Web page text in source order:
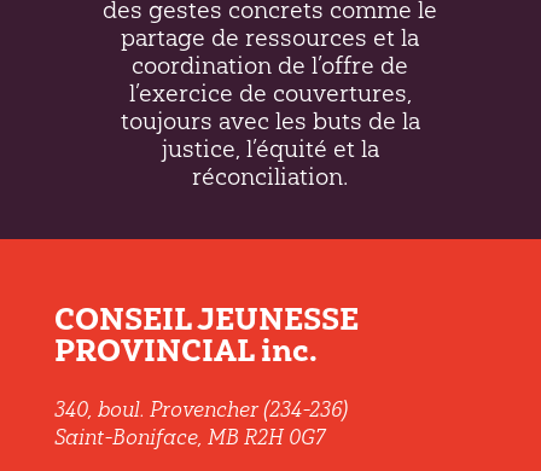
des gestes concrets comme le
partage de ressources et la
coordination de l’offre de
l’exercice de couvertures,
toujours avec les buts de la
justice, l’équité et la
réconciliation.
CONSEIL JEUNESSE
PROVINCIAL inc.
340, boul. Provencher (234-236)
Saint-Boniface, MB R2H 0G7